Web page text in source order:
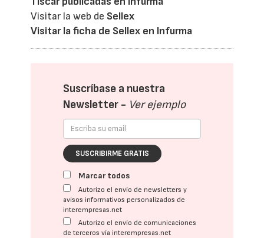
Visitar la web de Sellex
Visitar la ficha de Sellex en Infurma
Suscríbase a nuestra
Newsletter - Ver ejemplo
SUSCRIBIRME GRATIS
Marcar todos
Autorizo el envío de newsletters y
avisos informativos personalizados de
interempresas.net
Autorizo el envío de comunicaciones
de terceros vía interempresas.net